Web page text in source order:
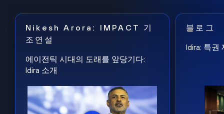
Nikesh Arora: IMPACT 기
조연설
에이전틱 시대의 도래를 앞당기다:
Idira 소개
블로그
Idira: 특권